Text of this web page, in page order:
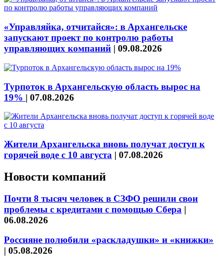
«Управляйка, отчитайся»: в Архангельске
запускают проект по контролю работы
управляющих компаний | 09.08.2026
Турпоток в Архангельскую область вырос на
19% | 07.08.2026
Жители Архангельска вновь получат доступ к
горячей воде с 10 августа | 07.08.2026
Новости компаний
Почти 8 тысяч человек в СЗФО решили свои
проблемы с кредитами с помощью Сбера |
06.08.2026
Россияне полюбили «раскладушки» и «книжки»
| 05.08.2026